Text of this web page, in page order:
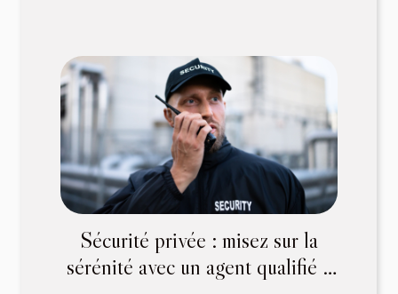
Sécurité privée : misez sur la
sérénité avec un agent qualifié à